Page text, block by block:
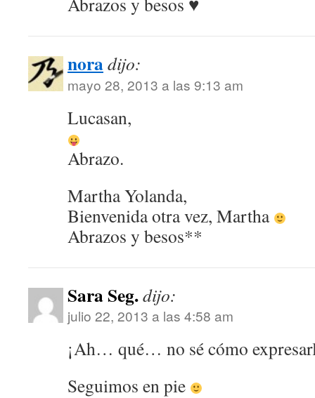
noradijo:
mayo 28, 2013 a las 9:13 am
Lucasan,
Abrazo.
Martha Yolanda,
Bienvenida otra vez, Martha
Abrazos y besos**
Sara Seg.dijo:
julio 22, 2013 a las 4:58 am
¡Ah… qué… no sé cómo
Seguimos en pie